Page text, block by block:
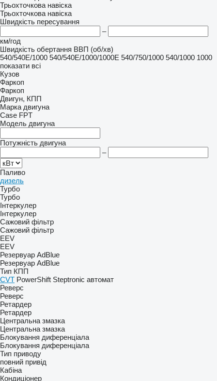
Трьохточкова навіска
Трьохточкова навіска
Швидкість пересування
–
км/год
Швидкість обертання ВВП (об/хв)
540/540E/1000 540/540E/1000/1000E 540/750/1000 540/1000 1000
показати всі
Кузов
Фаркоп
Фаркоп
Двигун, КПП
Марка двигуна
Case FPT
Модель двигуна
Потужність двигуна
–
Паливо
дизель
Турбо
Турбо
Інтеркулер
Інтеркулер
Сажовий фільтр
Сажовий фільтр
EEV
EEV
Резервуар AdBlue
Резервуар AdBlue
Тип КПП
CVT PowerShift Steptronic автомат
Реверс
Реверс
Ретардер
Ретардер
Центральна змазка
Центральна змазка
Блокування диференціала
Блокування диференціала
Тип приводу
повний привід
Кабіна
Кондиціонер